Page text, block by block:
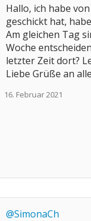
Hallo, ich habe
geschickt hat,
Am gleichen Tag
Woche
letzter Zeit dort?
Liebe Grüße an
16. Februar 2021
@SimonaCh